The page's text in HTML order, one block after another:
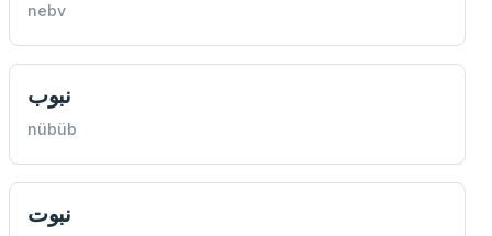
nebv
نبوب
nübüb
نبوت